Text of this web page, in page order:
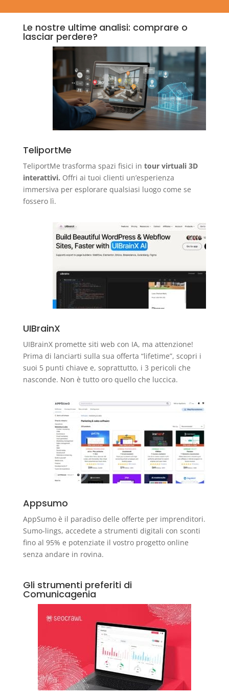
Le nostre ultime analisi: comprare o
lasciar perdere?
TeliportMe
TeliportMe trasforma spazi fisici in tour virtuali 3D
interattivi. Offri ai tuoi clienti un’esperienza
immersiva per esplorare qualsiasi luogo come se
fossero lì.
UIBrainX
UIBrainX promette siti web con IA, ma attenzione!
Prima di lanciarti sulla sua offerta “lifetime”, scopri i
suoi 5 punti chiave e, soprattutto, i 3 pericoli che
nasconde. Non è tutto oro quello che luccica.
Appsumo
AppSumo è il paradiso delle offerte per imprenditori.
Sumo-lings, accedete a strumenti digitali con sconti
fino al 95% e potenziate il vostro progetto online
senza andare in rovina.
Gli strumenti preferiti di
Comunicagenia